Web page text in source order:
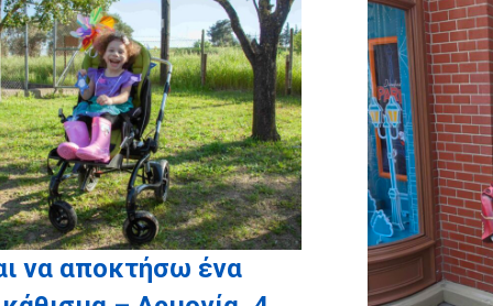
τοmyikona.gr
για τη χορηγία
των προσωποποιημένων
άλμπουμ των παιδιών
μας!
να αποκτήσω ένα